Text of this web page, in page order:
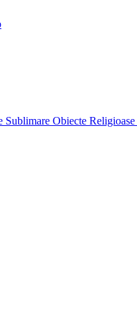
Sublimare Obiecte Religioase